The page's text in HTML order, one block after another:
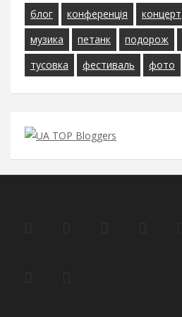
блог
конференція концерт
музика
петанк подорож
тусовка
фестиваль фото